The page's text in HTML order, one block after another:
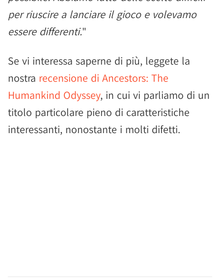
per riuscire a lanciare il gioco e volevamo
essere differenti."
Se vi interessa saperne di più, leggete la
nostra recensione di Ancestors: The
Humankind Odyssey, in cui vi parliamo di un
titolo particolare pieno di caratteristiche
interessanti, nonostante i molti difetti.